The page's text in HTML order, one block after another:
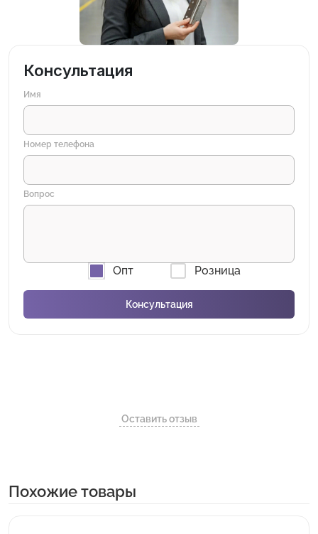
Консультация
Имя
Номер телефона
Вопрос
Опт Розница
Оставить отзыв
Похожие товары